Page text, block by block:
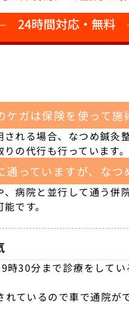
ケガは保険を使って施
される場合、なつめ鍼灸
の代行も行っています。
通っていますが、なつ
、病院と並行して通う併
です。
時30分まで診療をしてい
れているので車で通院が